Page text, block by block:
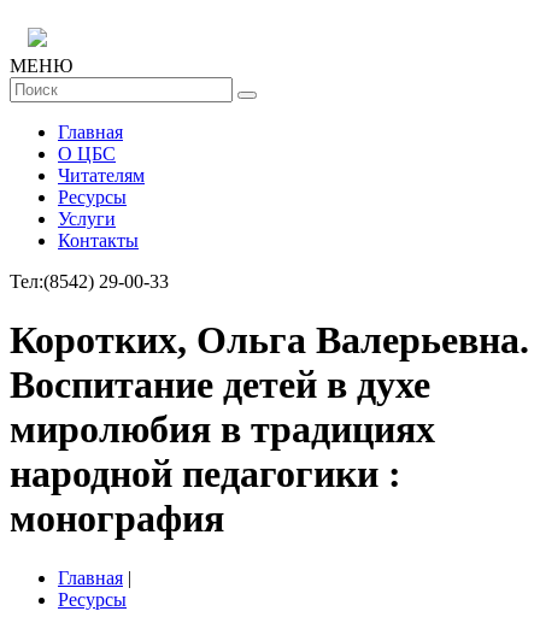
МЕНЮ
Главная
О ЦБС
Читателям
Ресурсы
Услуги
Контакты
Тел:(8542) 29-00-33
Коротких, Ольга Валерьевна.
Воспитание детей в духе
миролюбия в традициях
народной педагогики :
монография
Главная |
Ресурсы